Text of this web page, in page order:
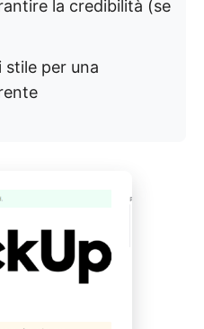
la credibilità (se
stile per una